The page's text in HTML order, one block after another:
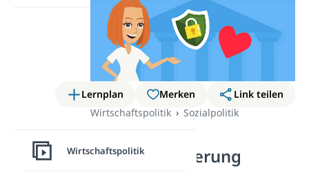
Lernplan Merken
Link teilen
Wirtschaftspolitik
Sozialpolitik
Sozialversicherung
Wirtschaftspolitik